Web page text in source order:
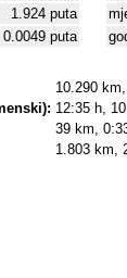
1.924 puta
0.0049 puta
10.290
12:35 h,
39 km,
1.803 km,